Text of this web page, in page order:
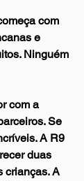
com
e
Ninguém
Se
A R9
duas
crianças. A